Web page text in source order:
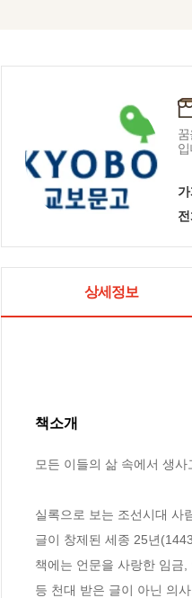
꿈
입
상세정보
책소개
모든 이들의 삶 속에서 생
실록으로 보는 조선시대 사
글이 창제된 세종 25년
책에는 언문을 사랑한 임금
등 천대 받은 글이 아닌 의